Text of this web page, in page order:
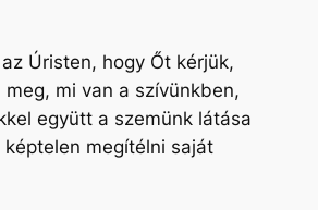
Úristen, hogy Őt kérjük,
meg, mi van a szívünkben,
együtt a szemünk látása
megítélni saját